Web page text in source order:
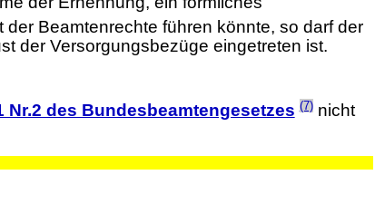
Beamtenrechte führen könnte, so darf der
der Versorgungsbezüge eingetreten ist.
Nr.2 des Bundesbeamtengesetzes (7)nicht